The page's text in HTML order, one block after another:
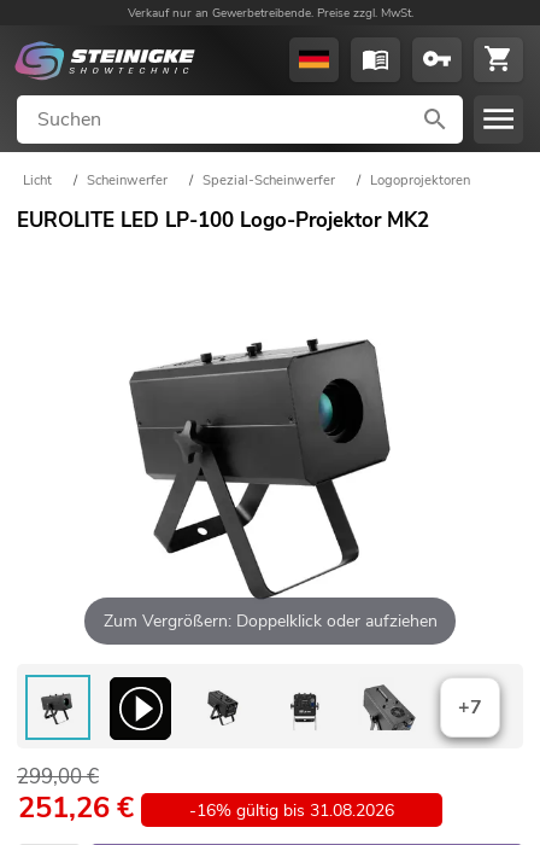
Verkauf nur an Gewerbetreibende. Preise zzgl. MwSt.
Licht / Scheinwerfer / Spezial-Scheinwerfer / Logoprojektoren
EUROLITE LED LP-100 Logo-Projektor MK2
Zum Vergrößern: Doppelklick oder aufziehen
+7
299,00 €
251,26€ -16% gültig bis 31.08.2026